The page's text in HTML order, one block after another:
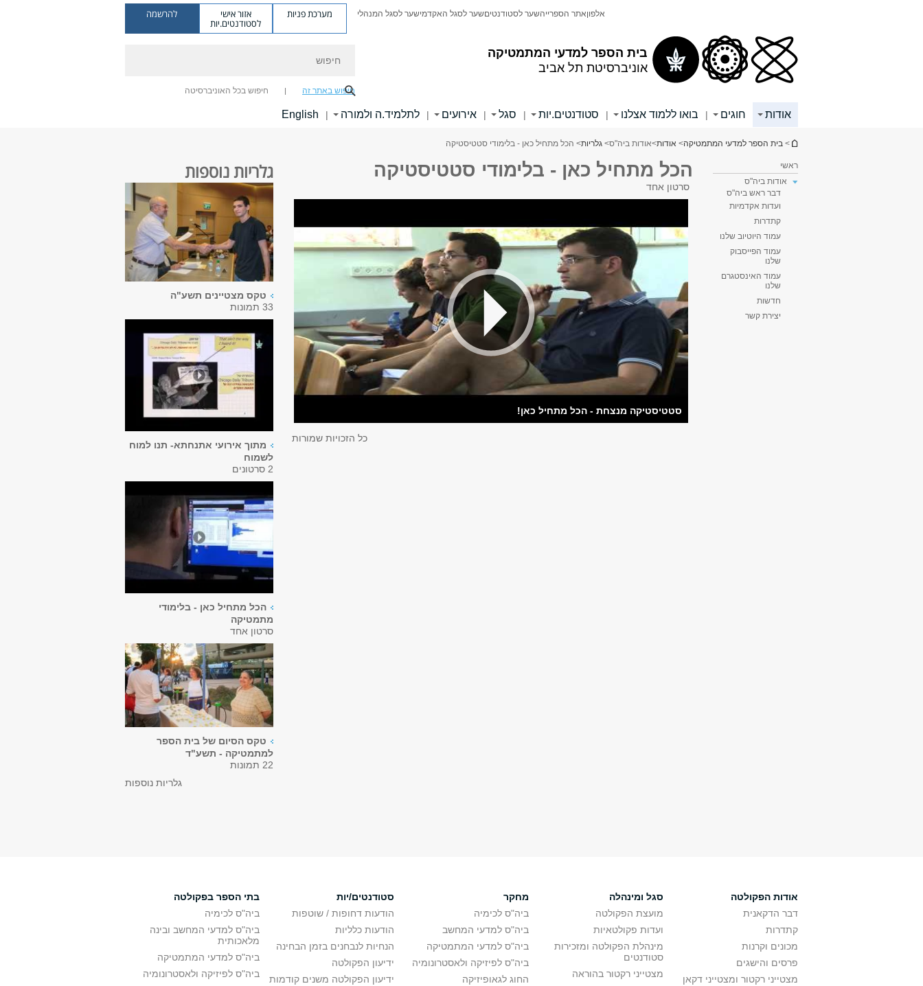
בית הספר למדעי המתמטיקה
אוניברסיטת תל אביב
אלפוןאתר הספרייהשער לסטודנטיםשער לסגל האקדמישער לסגל המנהלי מערכת פניות אזור אישי
לסטודנטים.יות
להרשמה
חיפוש באתר זה חיפוש בכל האוניברסיטה
אודות חוגים | בואו ללמוד אצלנו | סטודנטים.יות | סגל | אירועים | לתלמיד.ה ולמורה |
English
הינך נמצא כאן
> בית הספר למדעי המתמטיקה> אודות>אודות ביה"ס> גלריות> הכל מתחיל כאן - בלימודי סטטיסטיקה
ראשי
אודות ביה"ס
דבר ראש ביה"ס
ועדות אקדמיות
קתדרות
עמוד היוטיוב שלנו
עמוד הפייסבוק
שלנו
עמוד האינסטגרם
שלנו
חדשות
יצירת קשר
הכל מתחיל כאן - בלימודי סטטיסטיקה גלריות נוספות
טקס מצטיינים תשע"ה
33 תמונות
מתוך אירועי אתנחתא- תנו למוח
לשמוח
2 סרטונים
הכל מתחיל כאן - בלימודי
מתמטיקה
סרטון אחד
טקס הסיום של בית הספר
למתמטיקה - תשע"ד
22 תמונות
גלריות נוספות
סרטון אחד
סטטיסטיקה מנצחת - הכל מתחיל כאן!
כל הזכויות שמורות
אודות הפקולטה
דבר הדקאנית
קתדרות
מכונים וקרנות
פרסים והישגים
מצטייני רקטור ומצטייני דקאן
סגל ומינהלה
מועצת הפקולטה
ועדות פקולטאיות
מינהלת הפקולטה ומזכירות
סטודנטים
מצטייני רקטור בהוראה
מחקר
ביה"ס לכימיה
ביה"ס למדעי המחשב
ביה"ס למדעי המתמטיקה
ביה"ס לפיזיקה ולאסטרונומיה
החוג לגאופיזיקה
סטודנטים/יות
הודעות דחופות / שוטפות
הודעות כלליות
הנחיות לנבחנים בזמן הבחינה
ידיעון הפקולטה
ידיעון הפקולטה משנים קודמות
בתי הספר בפקולטה
ביה"ס לכימיה
ביה"ס למדעי המחשב ובינה
מלאכותית
ביה"ס למדעי המתמטיקה
ביה"ס לפיזיקה ולאסטרונומיה